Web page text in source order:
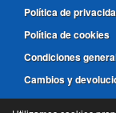
Política de
Política de cookies
Condiciones
Cambios y